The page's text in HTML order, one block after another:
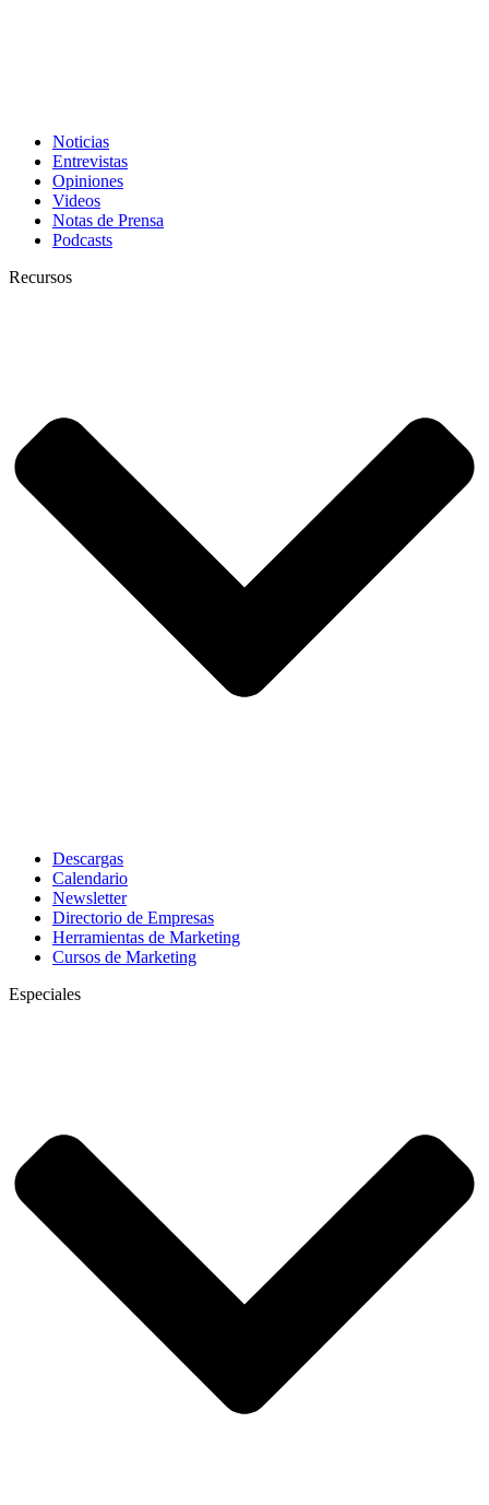
Noticias
Entrevistas
Opiniones
Videos
Notas de Prensa
Podcasts
Recursos
Descargas
Calendario
Newsletter
Directorio de Empresas
Herramientas de Marketing
Cursos de Marketing
Especiales